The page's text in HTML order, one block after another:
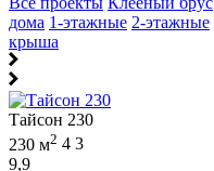
дома 1-этажные 2-этажные
крыша
Тайсон 230
230 м2 4 3
9,9